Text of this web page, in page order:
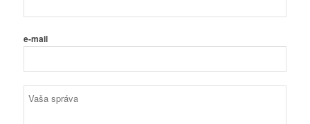
Stroje
e-mail